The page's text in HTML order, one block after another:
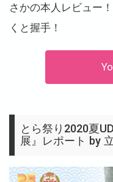
さかの本人レビュー
くと握手！
とら祭り2020夏
展』レポート by